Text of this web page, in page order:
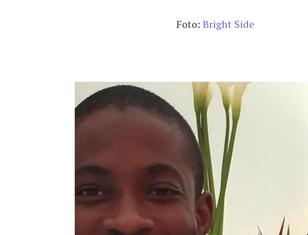
Foto: Bright Side